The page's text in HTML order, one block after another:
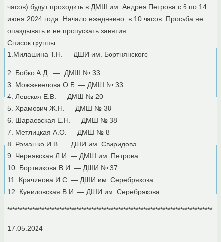
часов) будут проходить в ДМШ им. Андрея Петрова с 6 по 14
июня 2024 года. Начало ежедневно в 10 часов. Просьба не
опаздывать и не пропускать занятия.
Список группы:
1.Милашина Т.Н. — ДШИ им. Бортнянского
2. Бобко А.Д. — ДМШ № 33
3. Можжевелова О.Б. — ДМШ № 33
4. Левская Е.В. — ДМШ № 20
5. Храмович Ж.Н. — ДМШ № 38
6. Шараевская Е.Н. — ДМШ № 38
7. Метлицкая А.О. — ДМШ № 8
8. Ромашко И.В. — ДШИ им. Свиридова
9. Чернявская Л.И. — ДМШ им. Петрова
10. Бортникова В.И. — ДШИ № 37
11. Крачинова И.С. — ДШИ им. Серебрякова
12. Куниловская В.И. — ДШИ им. Серебрякова
***********************************************************************************
17.05.2024